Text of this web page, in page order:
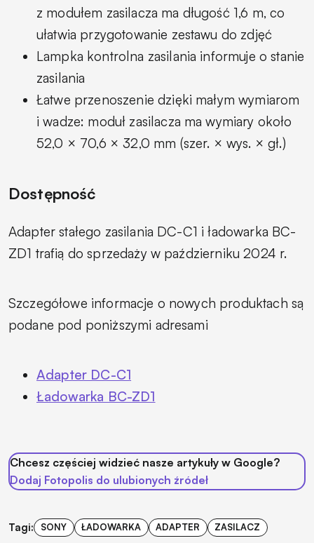
z modułem zasilacza ma długość 1,6 m, co
ułatwia przygotowanie zestawu do zdjęć
Lampka kontrolna zasilania informuje o stanie
zasilania
Łatwe przenoszenie dzięki małym wymiarom
i wadze: moduł zasilacza ma wymiary około
52,0 × 70,6 × 32,0 mm (szer. × wys. × gł.)
Dostępność
Adapter stałego zasilania DC-C1 i ładowarka BC-
ZD1 trafią do sprzedaży w październiku 2024 r.
Szczegółowe informacje o nowych produktach są
podane pod poniższymi adresami
Adapter DC-C1
Ładowarka BC-ZD1
Chcesz częściej widzieć nasze artykuły w Google?
Dodaj Fotopolis do ulubionych źródeł
Tagi: SONY ŁADOWARKA ADAPTER ZASILACZ